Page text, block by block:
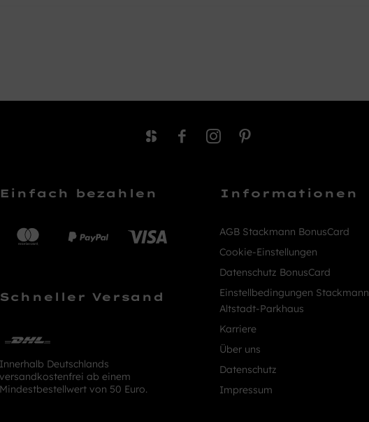
Einfach bezahlen
Schneller Versand
Innerhalb Deutschlands
versandkostenfrei ab einem
Mindestbestellwert von 50 Euro.
Informationen
AGB Stackmann BonusCard
Cookie-Einstellungen
Datenschutz BonusCard
Einstellbedingungen Stackmann
Altstadt-Parkhaus
Karriere
Über uns
Datenschutz
Impressum